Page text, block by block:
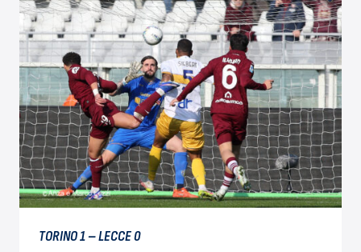
TORINO 1 – LECCE 0